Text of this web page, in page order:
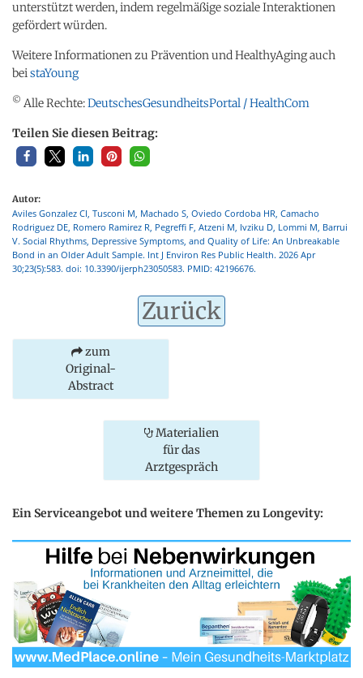
unterstützt werden, indem regelmäßige soziale Interaktionen
gefördert würden.
Weitere Informationen zu Prävention undHealthyAgingauch
beistaYoung
© Alle Rechte:DeutschesGesundheitsPortal / HealthCom
Teilen Sie diesen Beitrag:
Autor:
Aviles Gonzalez CI, Tusconi M, Machado S, Oviedo Cordoba HR, Camacho
Rodriguez DE, Romero Ramirez R, Pegreffi F, Atzeni M, Ivziku D, Lommi M, Barrui
V. Social Rhythms, Depressive Symptoms, and Quality of Life: An Unbreakable
Bond in an Older Adult Sample. Int J Environ Res Public Health. 2026 Apr
30;23(5):583. doi: 10.3390/ijerph23050583. PMID: 42196676.
Zurück
zum
Original-
Abstract
Materialien
für das
Arztgespräch
Ein Serviceangebot und weitere Themen zu Longevity: